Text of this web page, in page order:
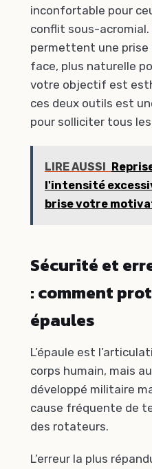
inconfortable pour
conflit sous-acromial.
permettent une prise
face, plus naturelle
votre objectif est
ces deux outils est
pour solliciter tous
LIRE AUSSI
l'intensité
brise votre
Sécurité et
: comment
épaules
L’épaule est
corps humain, mais
développé militaire
cause fréquente de
des rotateurs.
L’erreur la plus